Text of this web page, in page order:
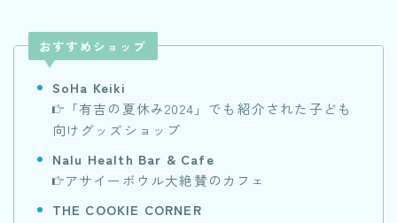
おすすめショップ
SoHa Keiki
「有吉の夏休み2024」でも紹介された子ども
向けグッズショップ
Nalu Health Bar & Cafe
アサイーボウル大絶賛のカフェ
THE COOKIE CORNER